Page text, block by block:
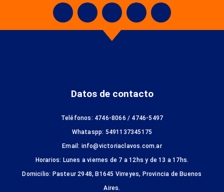
Datos de contacto
Teléfonos: 4746-8066 / 4746-5497
Whataspp: 5491137345175
Email: info@victoriaclavos.com.ar
Horarios: Lunes a viernes de 7 a 12hs y de 13 a 17hs.
Domicilio: Pasteur 2948, B1645 Virreyes, Provincia de Buenos
Aires.